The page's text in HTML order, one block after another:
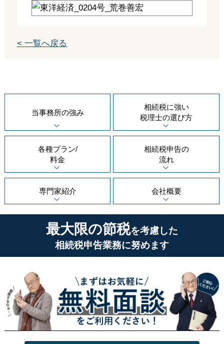
< 一覧へ戻る
当事務所の強み
相続税に強い
税理士の選び方
各種プラン/
料金
相続税申告の
流れ
専門家紹介 会社概要
最大限の節税を考慮した
相続税申告業務に努めます